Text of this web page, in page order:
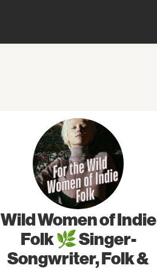
Wild Women of Indie
Folk 🌿 Singer-
Songwriter, Folk &